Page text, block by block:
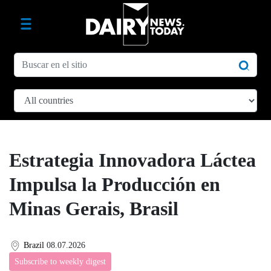
Estrategia Innovadora Láctea
Impulsa la Producción en
Minas Gerais, Brasil
Brazil 08.07.2026
Subscribe to weekly digest